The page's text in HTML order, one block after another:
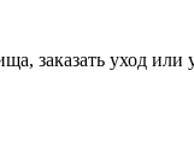
заказать уход или